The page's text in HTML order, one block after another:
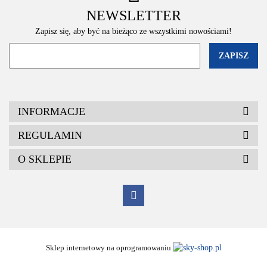
NEWSLETTER
Zapisz się, aby być na bieżąco ze wszystkimi nowościami!
INFORMACJE
REGULAMIN
O SKLEPIE
Sklep internetowy na oprogramowaniu